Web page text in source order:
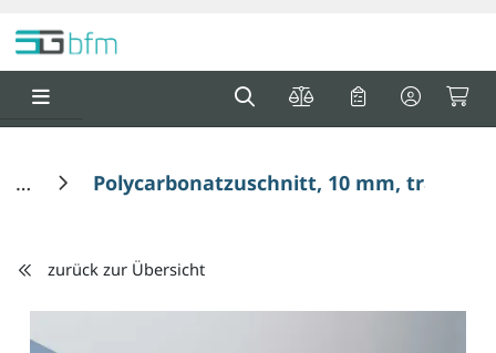
Polycarbonatzuschnitt, 10 mm,
zurück zur Übersicht